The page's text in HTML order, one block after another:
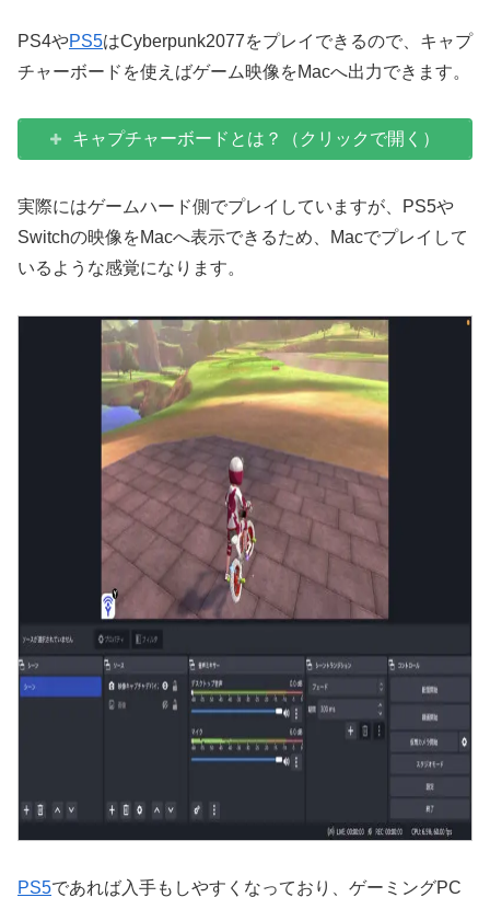
PS4やPS5はCyberpunk2077をプレイできるので、キャプ
チャーボードを使えばゲーム映像をMacへ出力できます。
キャプチャーボードとは？（クリックで開く）
実際にはゲームハード側でプレイしていますが、PS5や
Switchの映像をMacへ表示できるため、Macでプレイして
いるような感覚になります。
PS5であれば入手もしやすくなっており、ゲーミングPC